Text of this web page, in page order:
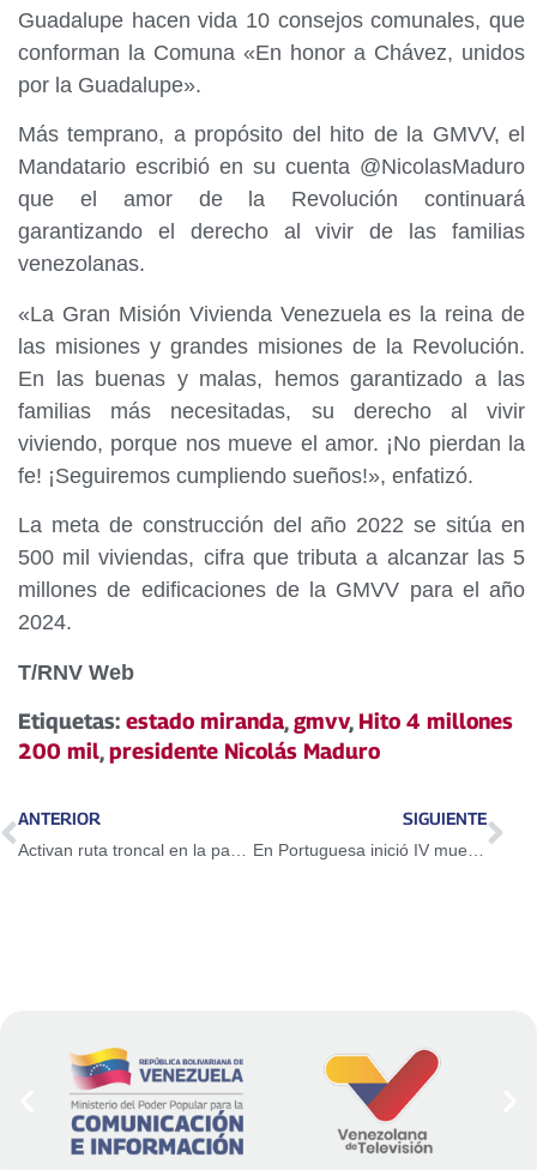
Guadalupe hacen vida 10 consejos comunales, que
conforman la Comuna «En honor a Chávez, unidos
por la Guadalupe».
Más temprano, a propósito del hito de la GMVV, el
Mandatario escribió en su cuenta @NicolasMaduro
que el amor de la Revolución continuará
garantizando el derecho al vivir de las familias
venezolanas.
«La Gran Misión Vivienda Venezuela es la reina de
las misiones y grandes misiones de la Revolución.
En las buenas y malas, hemos garantizado a las
familias más necesitadas, su derecho al vivir
viviendo, porque nos mueve el amor. ¡No pierdan la
fe! ¡Seguiremos cumpliendo sueños!», enfatizó.
La meta de construcción del año 2022 se sitúa en
500 mil viviendas, cifra que tributa a alcanzar las 5
millones de edificaciones de la GMVV para el año
2024.
T/RNV Web
Etiquetas: estado miranda,gmvv, Hito 4 millones
200 mil,presidente Nicolás Maduro
ANTERIOR SIGUIENTE